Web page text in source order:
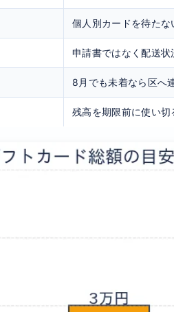
個人別カードを待たな
申請書ではなく配送状
8月でも未着なら区へ
残高を期限前に使い切